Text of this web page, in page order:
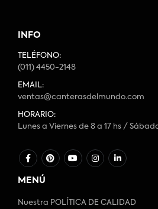
INFO
TELÉFONO:
(011) 4450-2148
EMAIL:
ventas@canterasdelmundo.com
HORARIO:
Lunes a Viernes de 8 a 17 hs /
MENÚ
Nuestra POLÍTICA DE CALIDAD